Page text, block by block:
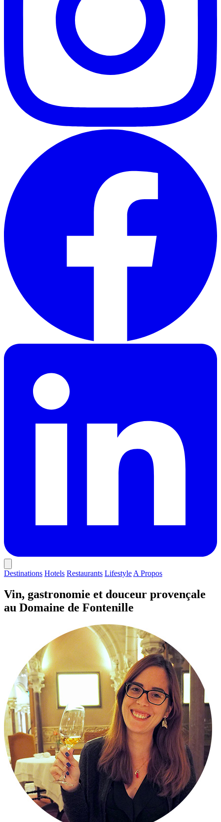
Destinations Hotels Restaurants Lifestyle A Propos
Vin, gastronomie et douceur provençale
au Domaine de Fontenille